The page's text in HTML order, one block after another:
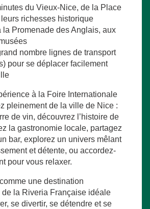
du Vieux-Nice, de la Place
richesses historique
la Promenade des Anglais, aux
nombre lignes de transport
pour se déplacer facilement
à la Foire Internationale
pleinement de la ville de Nice :
de vin, découvrez l’histoire de
la gastronomie locale, partagez
bar, explorez un univers mêlant
et détente, ou accordez-
pour vous relaxer.
une destination
la Riveria Française idéale
se divertir, se détendre et se